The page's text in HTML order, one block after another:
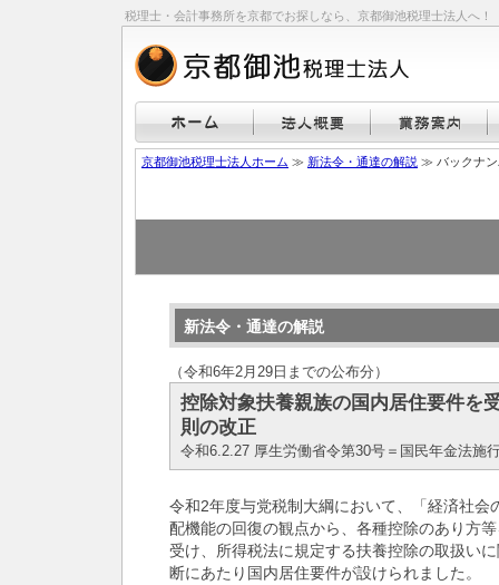
税理士・会計事務所を京都でお探しなら、京都御池税理士法人へ！
京都御池税理士法人ホーム ≫ 新法令・通達の解説 ≫ バックナン
新法令・通達の解説
（令和6年2月29日までの公布分）
控除対象扶養親族の国内居住要件を
則の改正
令和6.2.27 厚生労働省令第30号＝国民年金法施
令和2年度与党税制大綱において、「経済社会
配機能の回復の観点から、各種控除のあり方
受け、所得税法に規定する扶養控除の取扱い
断にあたり国内居住要件が設けられました。